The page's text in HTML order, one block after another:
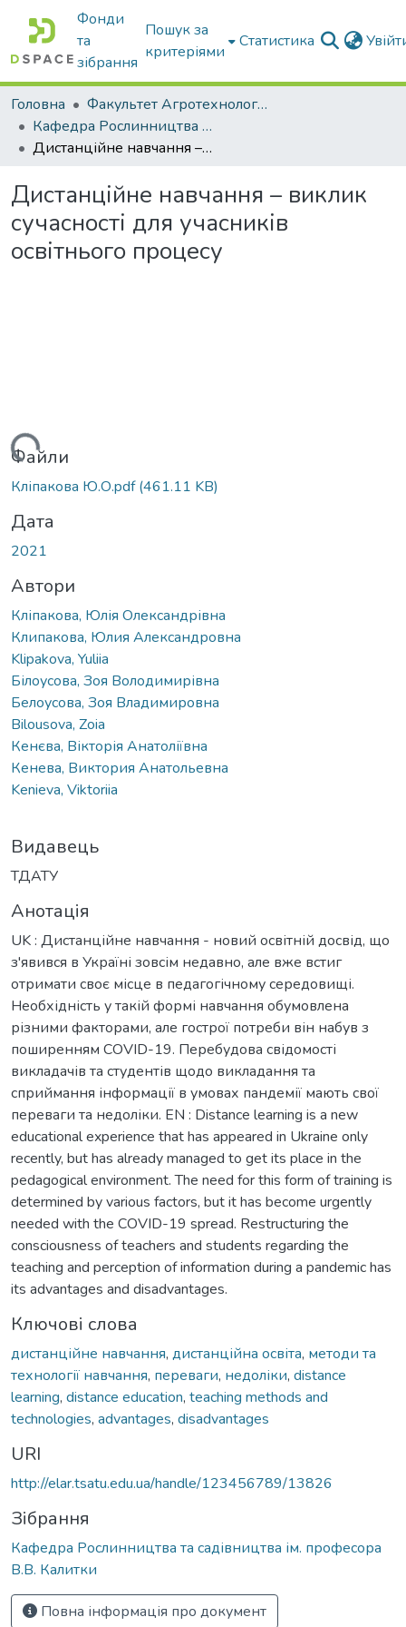
Фонди
та
зібрання
Пошук за
критеріями
Статистика
Головна
Факультет Агротехнологій та екології
Кафедра Рослинництва та садівництва ім. професора В.В. Калитки
Дистанційне навчання – виклик сучасності для учасників освітнього процесу
Дистанційне навчання – виклик
сучасності для учасників
освітнього процесу
Файли
Кліпакова Ю.О.pdf(461.11 KB)
Дата
2021
Автори
Кліпакова, Юлія Олександрівна
Клипакова, Юлия Александровна
Klipakova, Yuliia
Білоусова, Зоя Володимирівна
Белоусова, Зоя Владимировна
Bilousova, Zoia
Кенєва, Вікторія Анатоліївна
Кенева, Виктория Анатольевна
Kenieva, Viktoriia
Видавець
ТДАТУ
Анотація
UK : Дистанційне навчання - новий освітній досвід, що
з'явився в Україні зовсім недавно, але вже встиг
отримати своє місце в педагогічному середовищі.
Необхідність у такій формі навчання обумовлена
різними факторами, але гострої потреби він набув з
поширенням COVID-19. Перебудова свідомості
викладачів та студентів щодо викладання та
сприймання інформації в умовах пандемії мають свої
переваги та недоліки. EN : Distance learning is a new
educational experience that has appeared in Ukraine only
recently, but has already managed to get its place in the
pedagogical environment. The need for this form of training is
determined by various factors, but it has become urgently
needed with the COVID-19 spread. Restructuring the
consciousness of teachers and students regarding the
teaching and perception of information during a pandemic has
its advantages and disadvantages.
Ключові слова
дистанційне навчання, дистанційна освіта, методи та
технології навчання, переваги, недоліки, distance
learning, distance education, teaching methods and
technologies, advantages, disadvantages
URI
http://elar.tsatu.edu.ua/handle/123456789/13826
Зібрання
Кафедра Рослинництва та садівництва ім. професора
В.В. Калитки
Повна інформація про документ